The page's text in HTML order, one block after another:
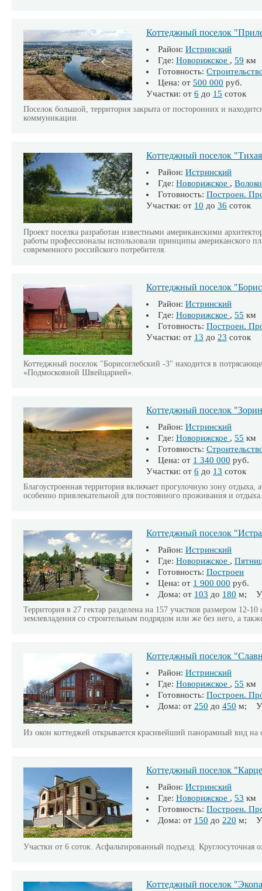
Коттеджный поселок
Район: Истринский
Где: Новорижское , 59 км
Готовность:
Цена: от 500 000 руб.
Участки: от 6 до 15 соток
Поселок большой, территория закрыта от посторонних и
коммуникации.
Коттеджный поселок
Район: Истринский
Где: Новорижское ,
Готовность: Построен.
Участки: от 10 до 36 соток
Проект поселка разработан известными американскими
работы профессионалы использовали принципы американского
современного российского потребителя.
Коттеджный поселок
Район: Истринский
Где: Новорижское , 55 км
Готовность: Построен.
Участки: от 13 до 23 соток
Коттеджный поселок "Борисоглебский -3" находится в
«Подмосковной Швейцарией».
Коттеджный поселок
Район: Истринский
Где: Новорижское , 55 км
Готовность:
Цена: от 1 340 000 руб.
Участки: от 6 до 13 соток
Благоустроенная территория включает прогулочную зону
особенно привлекательной для постоянного проживания и отдыха.
Коттеджный поселок
Район: Истринский
Где: Новорижское ,
Готовность: Построен
Цена: от 1 900 000 руб.
Дома: от 103 до 180 м;
Территория в 27 гектар разделена на 157 участков размером 12-
землевладения со строительным подрядом или же без него, а
Коттеджный поселок
Район: Истринский
Где: Новорижское , 55 км
Готовность: Построен.
Дома: от 250 до 450 м;
Из окон коттеджей открывается красивейший панорамный вид
Коттеджный поселок
Район: Истринский
Где: Новорижское , 53 км
Готовность: Построен.
Дома: от 150 до 220 м;
Участки от 6 соток. Асфальтированный подъезд.
Коттеджный поселок